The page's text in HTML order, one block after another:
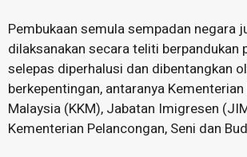
Pembukaan semula sempadan negara
dilaksanakan secara teliti berpandukan
selepas diperhalusi dan dibentangkan
berkepentingan, antaranya
Malaysia (KKM), Jabatan Imigresen
Kementerian Pelancongan, Seni dan